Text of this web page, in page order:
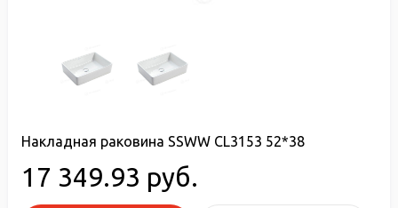
Накладная раковина SSWW CL3153 52*38
17 349.93 руб.